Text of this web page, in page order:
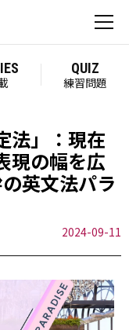
QUIZ
練習問題
法」：現在
現の幅を広
英文法パラ
2024-09-11